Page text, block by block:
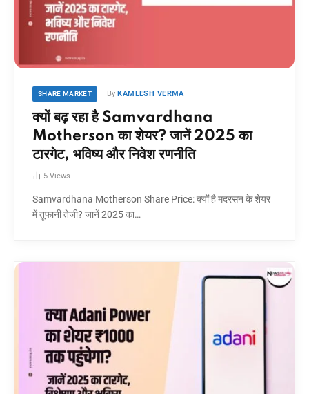
SHARE MARKET By KAMLESH VERMA
क्यों बढ़ रहा है Samvardhana
Motherson का शेयर? जानें 2025 का
टारगेट, भविष्य और निवेश रणनीति
5 Views
Samvardhana Motherson Share Price: क्यों है मदरसन के शेयर
में तूफानी तेजी? जानें 2025 का…